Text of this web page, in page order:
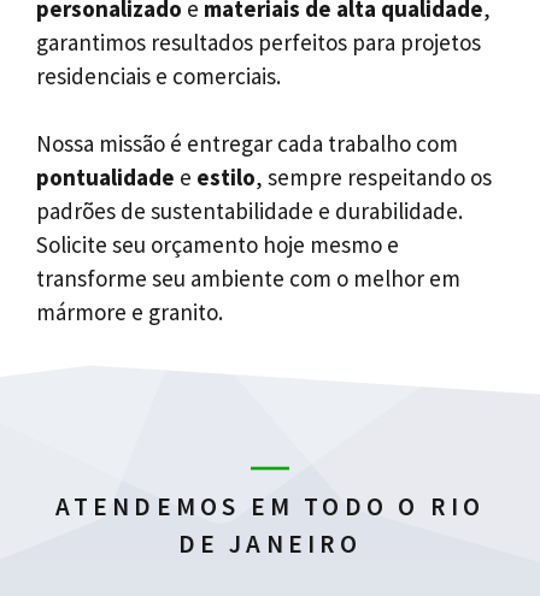
personalizado e materiais de alta qualidade,
garantimos resultados perfeitos para projetos
residenciais e comerciais.
Nossa missão é entregar cada trabalho com
pontualidade e estilo, sempre respeitando os
padrões de sustentabilidade e durabilidade.
Solicite seu orçamento hoje mesmo e
transforme seu ambiente com o melhor em
mármore e granito.
ATENDEMOS EM TODO O RIO
DE JANEIRO